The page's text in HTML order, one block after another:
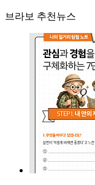
브라보 추천뉴스